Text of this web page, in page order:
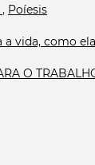
, Poíesis
a vida, como
O